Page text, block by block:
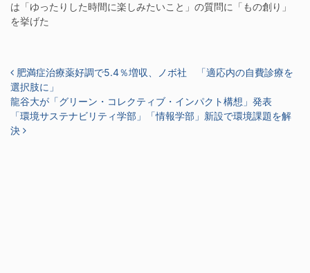
は「ゆったりした時間に楽しみたいこと」の質問に「もの創り」
を挙げた
投稿ナビゲーション
肥満症治療薬好調で5.4％増収、ノボ社 「適応内の自費診療を
選択肢に」
龍谷大が「グリーン・コレクティブ・インパクト構想」発表
「環境サステナビリティ学部」「情報学部」新設で環境課題を解
決